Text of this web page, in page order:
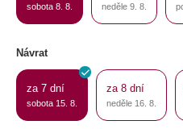
sobota 8. 8. neděle 9. 8.
Návrat
za 7 dní
sobota 15. 8.
za 8 dní
neděle 16. 8.